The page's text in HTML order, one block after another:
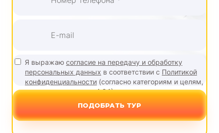
Я выражаю согласие на передачу и обработку
персональных данных в соответствии с Политикой
конфиденциальности (согласно категориям и целям,
поименованным в п. 4.2.1)
ПОДОБРАТЬ ТУР